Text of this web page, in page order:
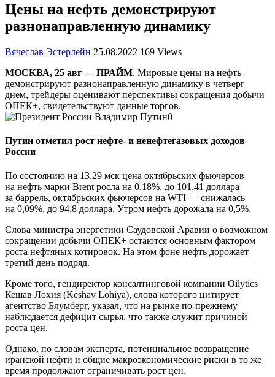
Цены на нефть демонстрируют
разнонаправленную динамику
Вячеслав Эстерлейн 25.08.2022 169 Views
МОСКВА, 25 авг — ПРАЙМ. Мировые цены на нефть
демонстрируют разнонаправленную динамику в четверг
днем, трейдеры оценивают перспективы сокращения добычи
ОПЕК+, свидетельствуют данные торгов.
Путин отметил рост нефте- и ненефтегазовых доходов
России
По состоянию на 13.29 мск цена октябрьских фьючерсов
на нефть марки Brent росла на 0,18%, до 101,41 доллара
за баррель, октябрьских фьючерсов на WTI — снижалась
на 0,09%, до 94,8 доллара. Утром нефть дорожала на 0,5%.
Слова министра энергетики Саудовской Аравии о возможном
сокращении добычи ОПЕК+ остаются основным фактором
роста нефтяных котировок. На этом фоне нефть дорожает
третий день подряд.
Кроме того, гендиректор консалтинговой компании Oilytics
Кешав Лохия (Keshav Lohiya), слова которого цитирует
агентство Блумберг, указал, что на рынке по-прежнему
наблюдается дефицит сырья, что также служит причиной
роста цен.
Однако, по словам эксперта, потенциальное возвращение
иранской нефти и общие макроэкономические риски в то же
время продолжают ограничивать рост цен.